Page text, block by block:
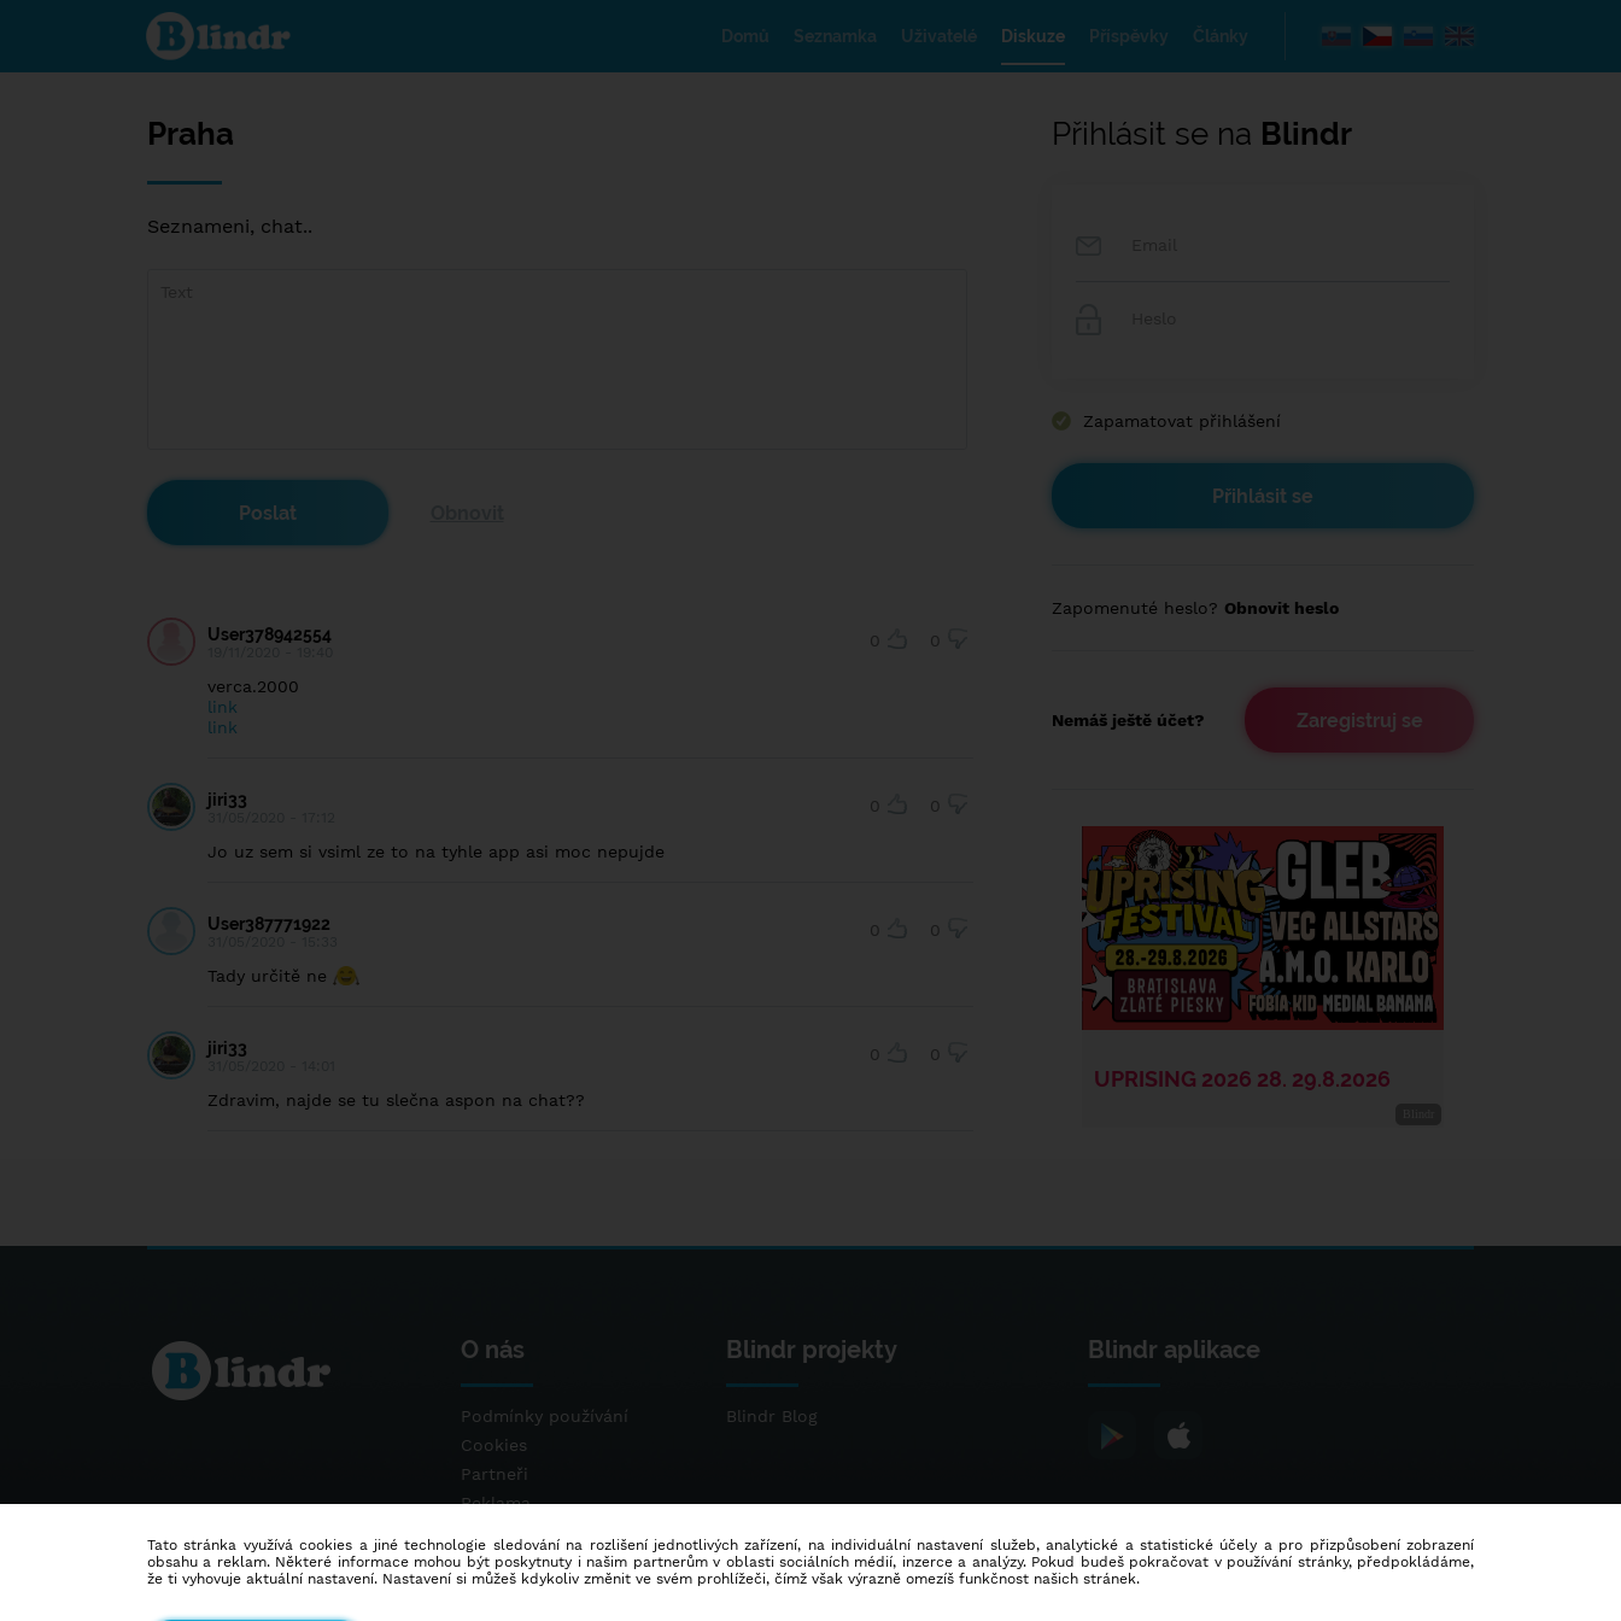
Praha
Domů
Seznamka Uživatelé Diskuze Příspěvky Články
Praha
Seznameni, chat..
User378942554 0 0
verca.2000
link
link
jiri33 0 0
Jo uz sem si vsiml ze to na tyhle app asi moc nepujde
User387771922 0 0
Tady určitě ne
jiri33 0 0
Zdravim, najde se tu slečna aspon na chat??
Přihlásit se na Blindr
Zapamatovat přihlášení
Zapomenuté heslo? Obnovit heslo
Nemáš ještě účet? Zaregistruj se
O nás
Podmínky používání
Cookies
Partneři
Reklama
Blindr projekty
Blindr Blog
Blindr aplikace
Tato stránka využívá cookies a jiné technologie sledování na rozlišení jednotlivých zařízení, na individuální nastavení služeb, analytické a statistické účely a pro přizpůsobení zobrazení
obsahu a reklam. Některé informace mohou být poskytnuty i našim partnerům v oblasti sociálních médií, inzerce a analýzy. Pokud budeš pokračovat v používání stránky, předpokládáme,
že ti vyhovuje aktuální nastavení. Nastavení si můžeš kdykoliv změnit ve svém prohlížeči, čímž však výrazně omezíš funkčnost našich stránek.